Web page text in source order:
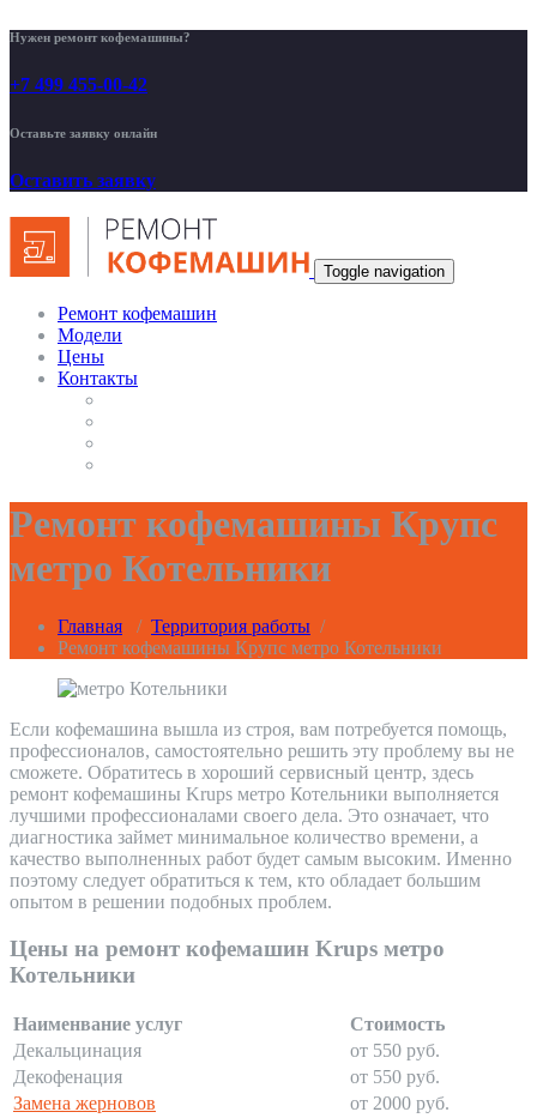
Нужен ремонт кофемашины?
+7 499 455-00-42
Оставьте заявку онлайн
Оставить заявку
Toggle navigation
Ремонт кофемашин
Модели
Цены
Контакты
Ремонт кофемашины Крупс
метро Котельники
Главная / Территория работы /
Ремонт кофемашины Крупс метро Котельники
Если кофемашина вышла из строя, вам потребуется помощь,
профессионалов, самостоятельно решить эту проблему вы не
сможете. Обратитесь в хороший сервисный центр, здесь
ремонт кофемашины Krups метро Котельники выполняется
лучшими профессионалами своего дела. Это означает, что
диагностика займет минимальное количество времени, а
качество выполненных работ будет самым высоким. Именно
поэтому следует обратиться к тем, кто обладает большим
опытом в решении подобных проблем.
Цены на ремонт кофемашин Krups метро
Котельники
Наименвание услуг
Стоимость
Декальцинация
от 550 руб.
Декофенация
от 550 руб.
Замена жерновов
от 2000 руб.